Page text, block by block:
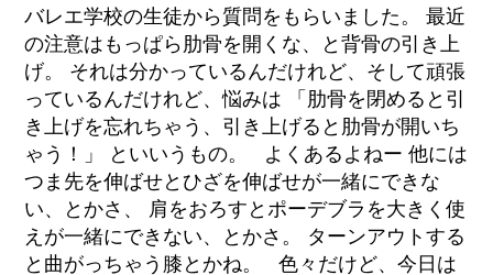
バレエ学校の生徒から質問をもらいました。 最近
の注意はもっぱら肋骨を開くな、と背骨の引き上
げ。 それは分かっているんだけれど、そして頑張
っているんだけれど、悩みは 「肋骨を閉めると引
き上げを忘れちゃう、引き上げると肋骨が開いち
ゃう！」 といいうもの。 よくあるよねー 他には
つま先を伸ばせとひざを伸ばせが一緒にできな
い、とかさ、 肩をおろすとポーデブラを大きく使
えが一緒にできない、とかさ。 ターンアウトする
と曲がっちゃう膝とかね。 色々だけど、今日は